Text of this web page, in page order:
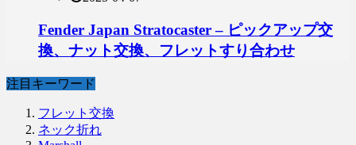
Fender Japan Stratocaster – ピックアップ交
換、ナット交換、フレットすり合わせ
注目キーワード
フレット交換
ネック折れ